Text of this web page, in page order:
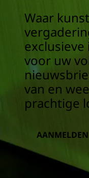
Waar
voor uw
van en
prachtige
AANMELDEN